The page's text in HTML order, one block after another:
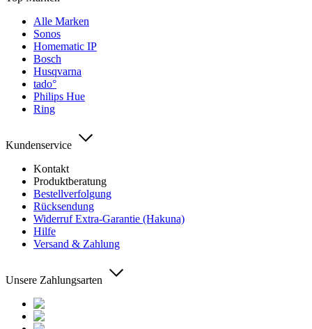
Alle Marken
Sonos
Homematic IP
Bosch
Husqvarna
tado°
Philips Hue
Ring
Kundenservice
Kontakt
Produktberatung
Bestellverfolgung
Rücksendung
Widerruf Extra-Garantie (Hakuna)
Hilfe
Versand & Zahlung
Unsere Zahlungsarten